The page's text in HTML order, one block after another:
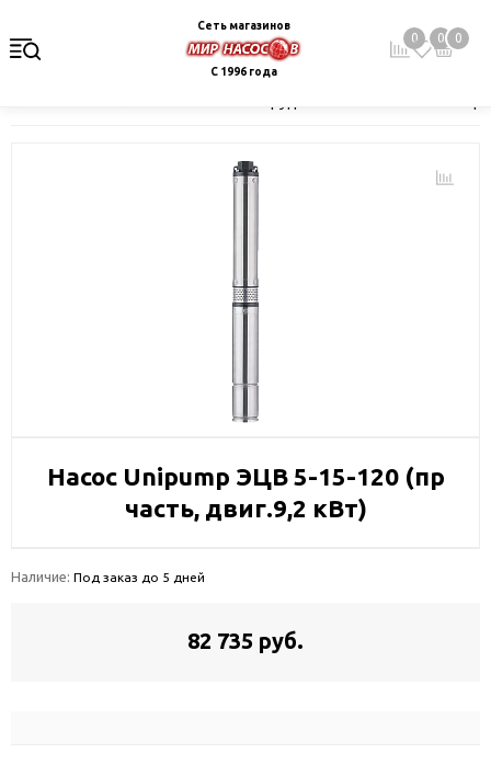
Сеть магазинов
С 1996 года
0 0 0
Насос Unipump ЭЦВ 5-15-120 (пр
часть, двиг.9,2 кВт)
Наличие: Под заказ до 5 дней
82 735 руб.